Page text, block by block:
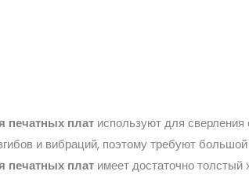
печатных плат используют для
и вибраций, поэтому требуют
печатных плат имеет достаточно толстый